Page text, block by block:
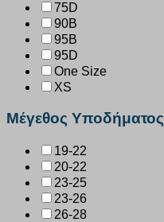
75D
90B
95B
95D
One Size
XS
Μέγεθος Υποδήματος
19-22
20-22
23-25
23-26
26-28